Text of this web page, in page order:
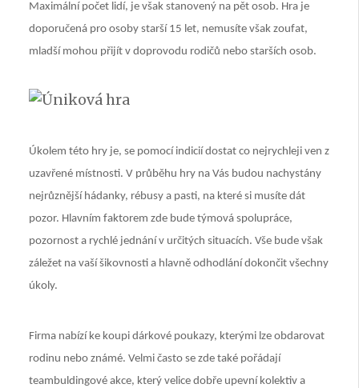
Maximální počet lidí, je však stanovený na pět osob. Hra je
doporučená pro osoby starší 15 let, nemusíte však zoufat,
mladší mohou přijít v doprovodu rodičů nebo starších osob.
Úkolem této hry je, se pomocí indicií dostat co nejrychleji ven z
uzavřené místnosti. V průběhu hry na Vás budou nachystány
nejrůznější hádanky, rébusy a pasti, na které si musíte dát
pozor. Hlavním faktorem zde bude týmová spolupráce,
pozornost a rychlé jednání v určitých situacích. Vše bude však
záležet na vaší šikovnosti a hlavně odhodlání dokončit všechny
úkoly.
Firma nabízí ke koupi dárkové poukazy, kterými lze obdarovat
rodinu nebo známé. Velmi často se zde také pořádají
teambuldingové akce, který velice dobře upevní kolektiv a